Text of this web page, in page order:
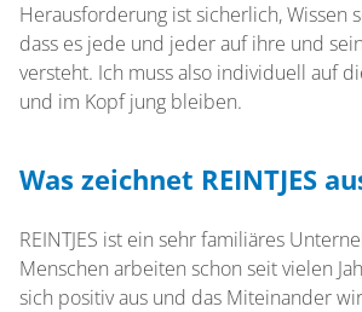
Herausforderung ist sicherlich, Wissen
dass es jede und jeder auf ihre und
versteht. Ich muss also individuell auf
und im Kopf jung bleiben.
Was zeichnet REINTJES
REINTJES ist ein sehr familiäres
Menschen arbeiten schon seit vielen
sich positiv aus und das Miteinander